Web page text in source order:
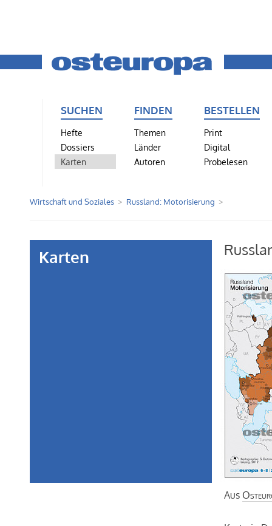
SUCHEN
Hefte
Dossiers
Karten
FINDEN
Themen
Länder
Autoren
BESTELLEN
Print
Digital
Probelesen
Wirtschaft und Soziales Russland: Motorisierung
Karten
Aus